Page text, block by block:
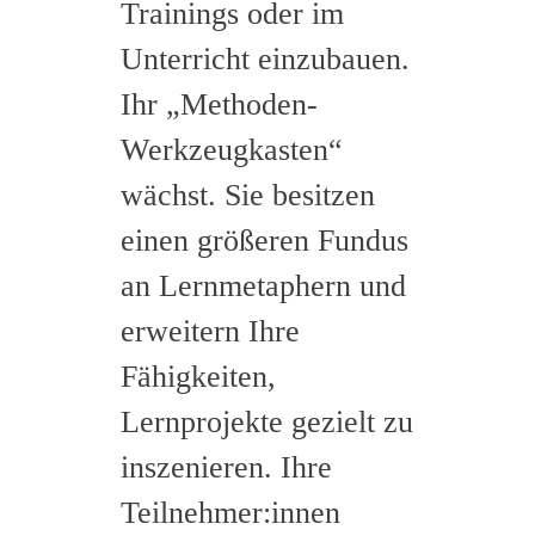
Trainings oder im
Unterricht einzubauen.
Ihr „Methoden-
Werkzeugkasten“
wächst. Sie besitzen
einen größeren Fundus
an Lernmetaphern und
erweitern Ihre
Fähigkeiten,
Lernprojekte gezielt zu
inszenieren. Ihre
Teilnehmer:innen